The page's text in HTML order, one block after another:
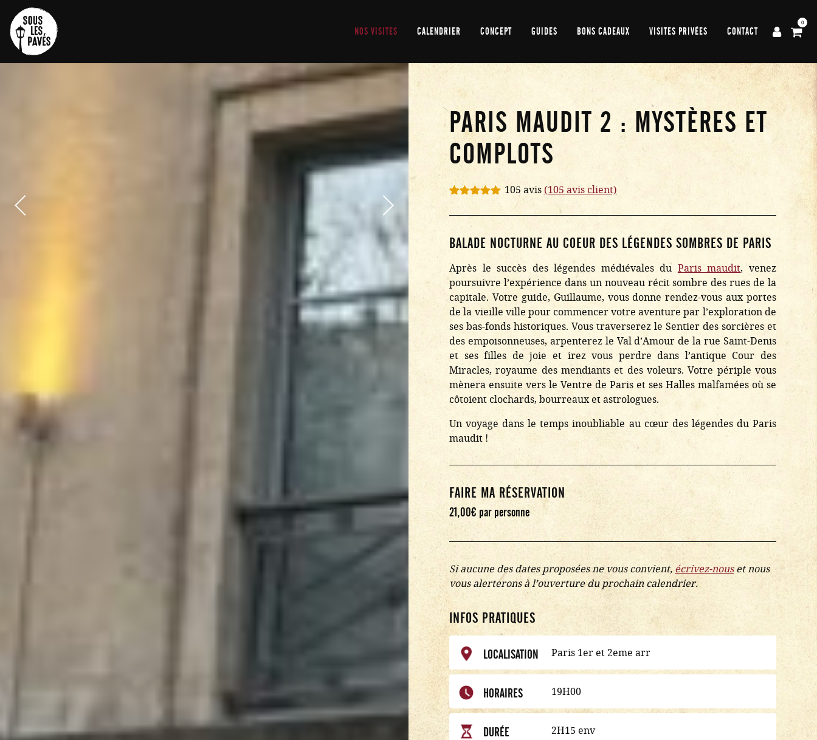
NOS VISITES CALENDRIER CONCEPT GUIDES BONS CADEAUX VISITES PRIVÉES CONTACT
0
PARIS MAUDIT 2 : MYSTÈRES ET
COMPLOTS
sur 5
basé sur
notations
client
105 avis (105 avis client)
BALADE NOCTURNE AU COEUR DES LÉGENDES SOMBRES DE PARIS
Après le succès des légendes médiévales du Paris maudit, venez
poursuivre l’expérience dans un nouveau récit sombre des rues de la
capitale. Votre guide, Guillaume, vous donne rendez-vous aux portes
de la vieille ville pour commencer votre aventure par l’exploration de
ses bas-fonds historiques. Vous traverserez le Sentier des sorcières et
des empoisonneuses, arpenterez le Val d’Amour de la rue Saint-Denis
et ses filles de joie et irez vous perdre dans l’antique Cour des
Miracles, royaume des mendiants et des voleurs. Votre périple vous
mènera ensuite vers le Ventre de Paris et ses Halles malfamées où se
côtoient clochards, bourreaux et astrologues.
Un voyage dans le temps inoubliable au cœur des légendes du Paris
maudit !
FAIRE MA RÉSERVATION
21,00€ par personne
Si aucune des dates proposées ne vous convient,écrivez-nouset nous
vous alerterons à l’ouverture du prochain calendrier.
INFOS PRATIQUES
LOCALISATION Paris 1er et 2eme arr
HORAIRES 19H00
DURÉE 2H15 env